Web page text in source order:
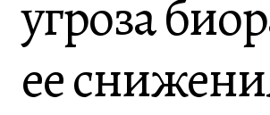
угроза
ее